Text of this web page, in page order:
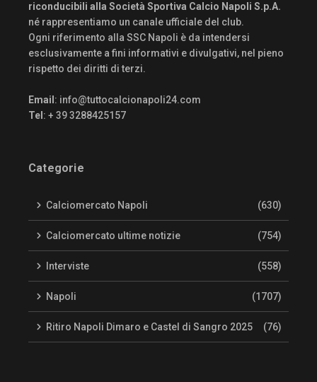
riconducibili alla Società Sportiva Calcio Napoli S.p.A.
né rappresentiamo un canale ufficiale del club.
Ogni riferimento alla SSC Napoli è da intendersi
esclusivamente a fini informativi e divulgativi, nel pieno
rispetto dei diritti di terzi.
Email : info@tuttocalcionapoli24.com
Tel : + 39 3288425157
Categorie
Calciomercato Napoli (630)
Calciomercato ultime notizie (754)
Interviste (558)
Napoli (1707)
Ritiro Napoli Dimaro e Castel di Sangro 2025 (76)